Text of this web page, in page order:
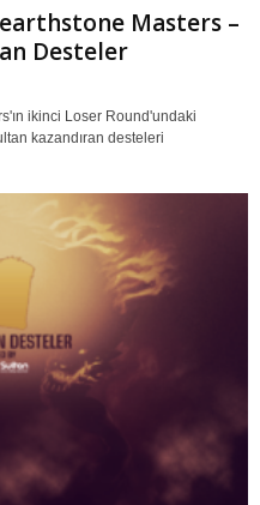
Masters –
Desteler
ikinci Loser Round'undaki
kazandıran desteleri